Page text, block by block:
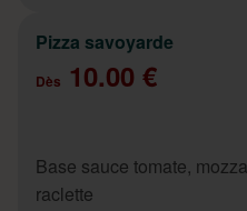
Pizza savoyarde
Dès 10.00 €
Base sauce tomate,
raclette